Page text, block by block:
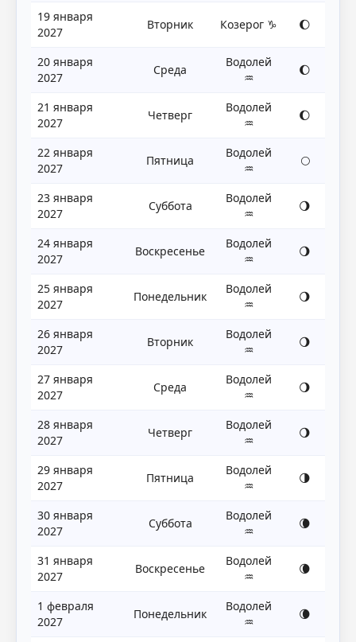
19 января
2027
Вторник Козерог ♑ 🌔
20 января
2027
Среда
Водолей
♒
🌔
21 января
2027
Четверг
Водолей
♒
🌔
22 января
2027
Пятница
Водолей
♒
🌕
23 января
2027
Суббота
Водолей
♒
🌖
24 января
2027
Воскресенье
Водолей
♒
🌖
25 января
2027
Понедельник
Водолей
♒
🌖
26 января
2027
Вторник
Водолей
♒
🌖
27 января
2027
Среда
Водолей
♒
🌖
28 января
2027
Четверг
Водолей
♒
🌖
29 января
2027
Пятница
Водолей
♒
🌗
30 января
2027
Суббота
Водолей
♒
🌘
31 января
2027
Воскресенье
Водолей
♒
🌘
1 февраля
2027
Понедельник
Водолей
♒
🌘